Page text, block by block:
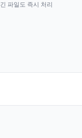
긴 파일도 즉시 처리